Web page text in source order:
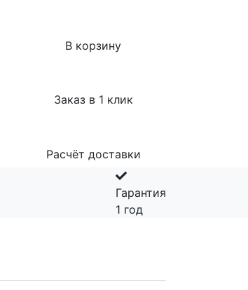
В корзину
Заказ в 1 клик
Расчёт доставки
Гарантия
1 год